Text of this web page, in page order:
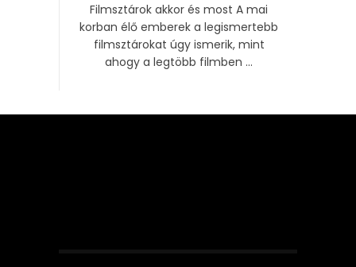
Filmsztárok akkor és most A mai
korban élő emberek a legismertebb
filmsztárokat úgy ismerik, mint
ahogy a legtöbb filmben ...